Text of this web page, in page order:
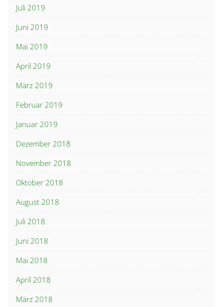
Juli 2019
Juni 2019
Mai 2019
April 2019
März 2019
Februar 2019
Januar 2019
Dezember 2018
November 2018
Oktober 2018
August 2018
Juli 2018
Juni 2018
Mai 2018
April 2018
März 2018